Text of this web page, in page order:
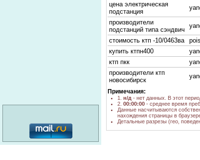
цена электрическая
подстанция
производители
подстанций типа сэндвич
стоимость ктп -10/0463ва
купить ктпн400
ктп пкк
производители ктп
новосибирск
2КТПНУ стоимость
цены на электро
подстанцию
КТПН 250кВА цена
стоимость аренды
Примечания:
1. н/д - нет данных. В этот
2. 00:00:00 - среднее время
Данные насчитываются
нахождения страницы в
Детальные разрезы (гео,